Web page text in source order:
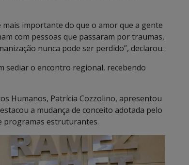
importante do que o amor que a gente
com pessoas que passaram por traumas,
nunca pode ser perdido”, declarou.
sediar o encontro regional, recebendo
Humanos, Patrícia Cozzolino, apresentou
a mudança de conceito adotada pelo
programas estruturantes.